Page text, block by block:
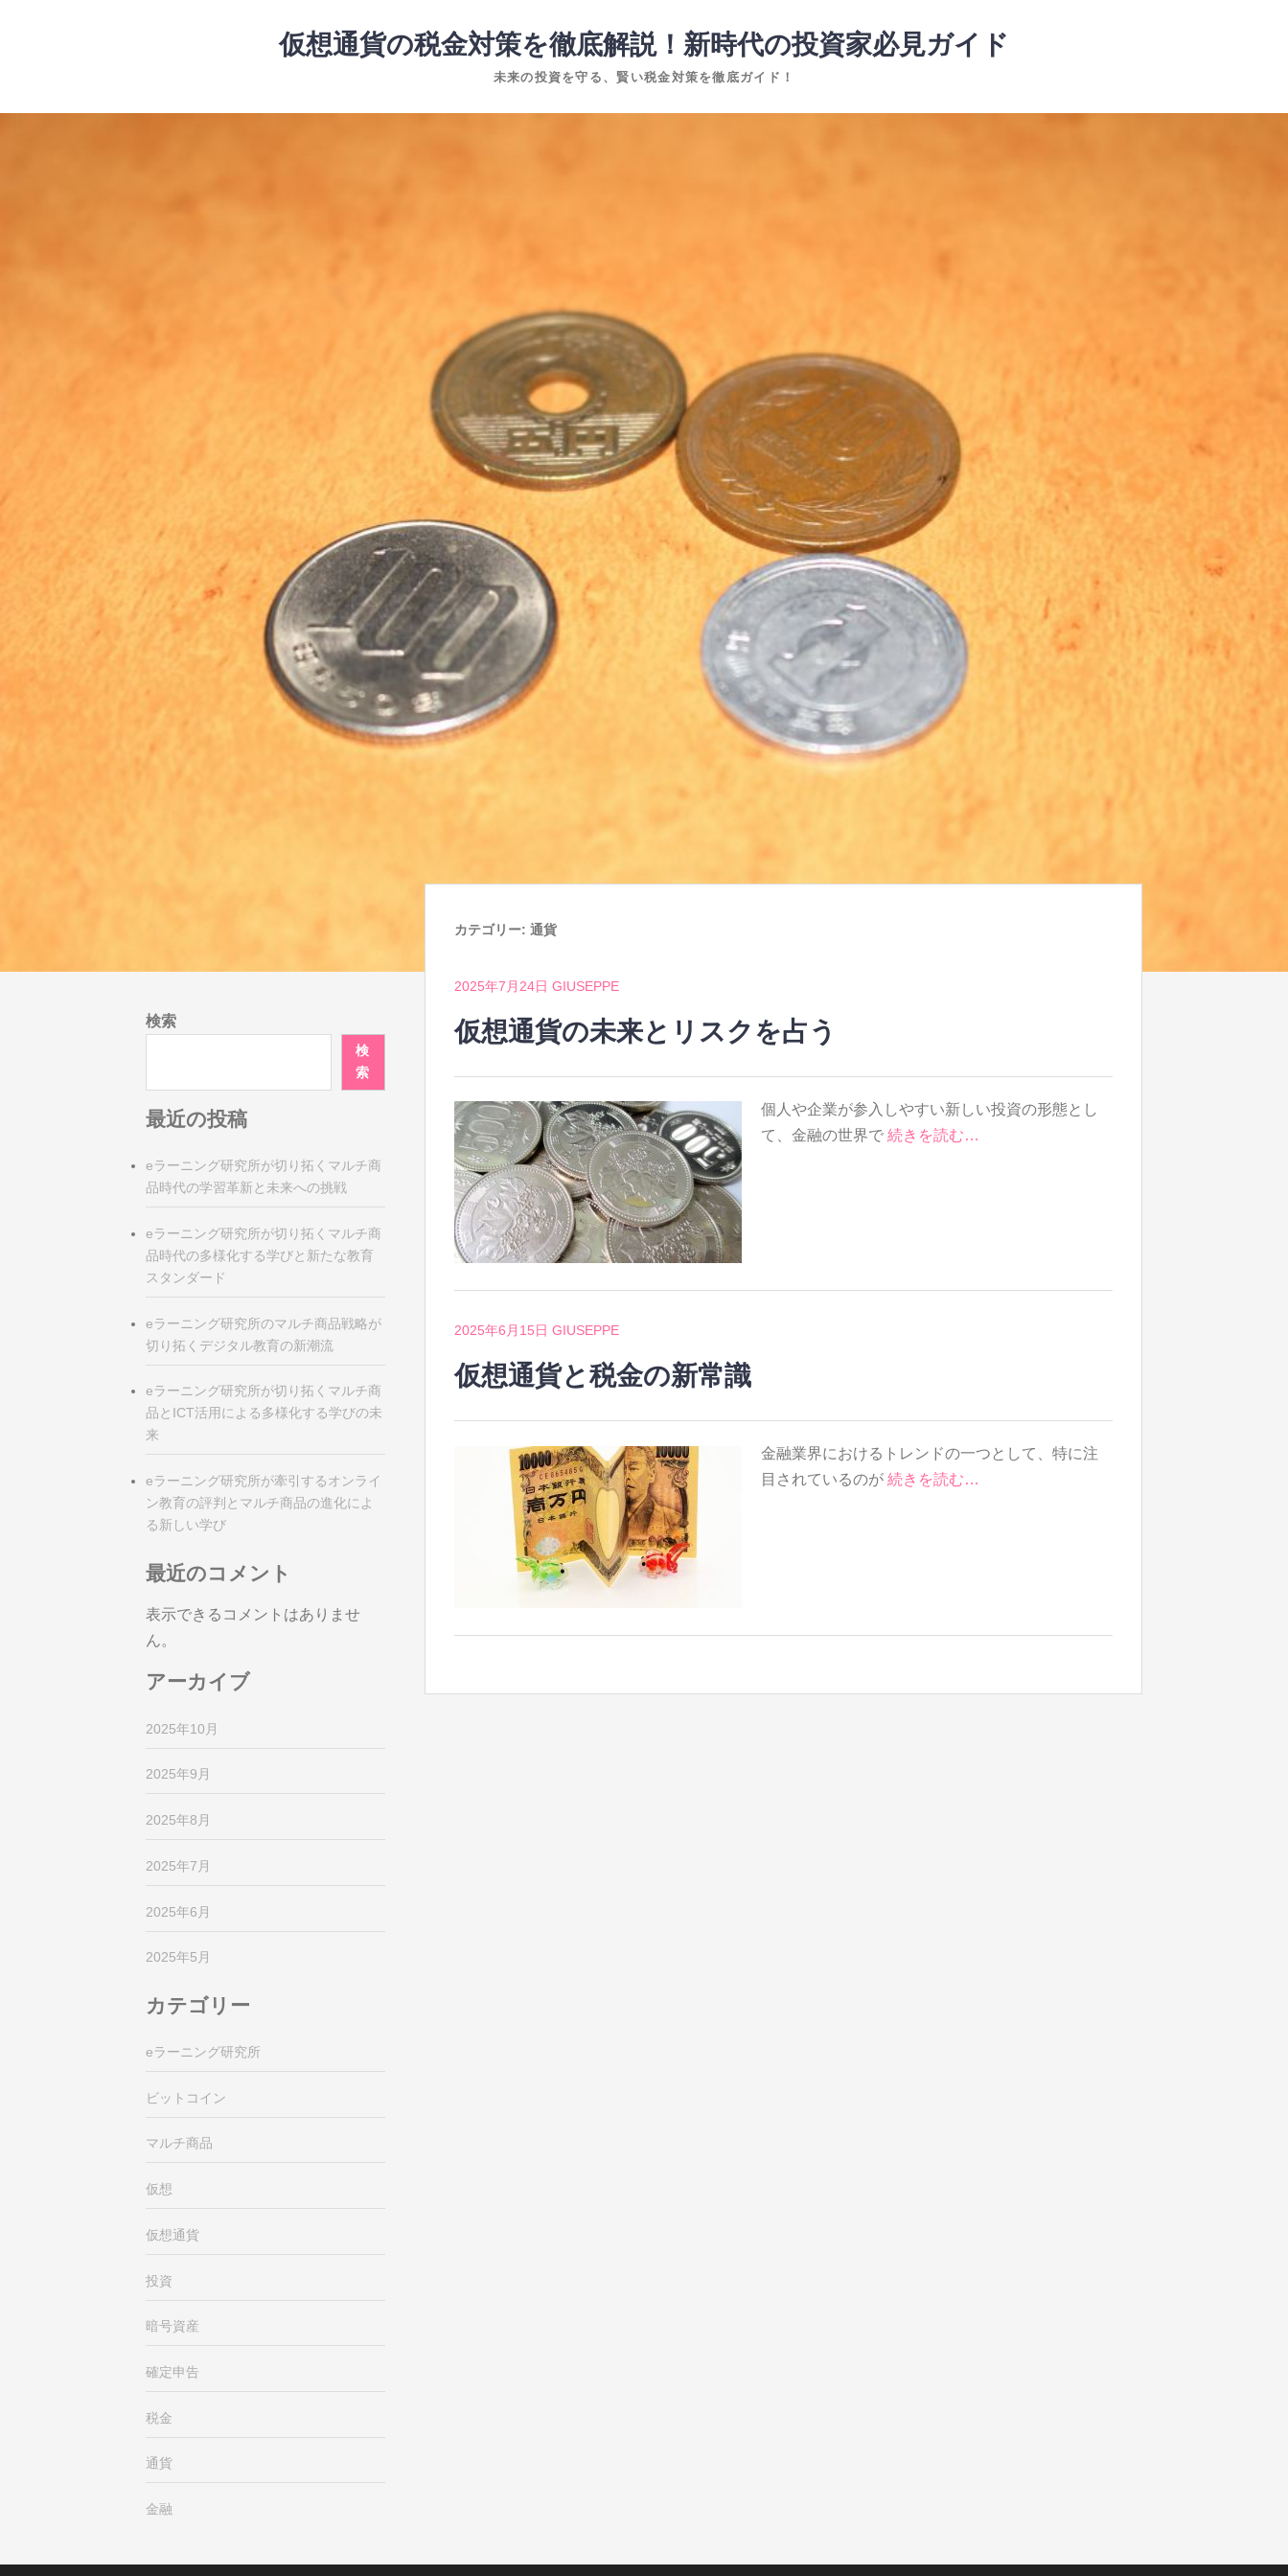
ツ
仮想通貨の税金対策を徹底解説！新時代の投資家必見ガイド
未来の投資を守る、賢い税金対策を徹底ガイド！
カテゴリー:通貨
2025年7月24日 GIUSEPPE
仮想通貨の未来とリスクを占う
個人や企業が参入しやすい新しい投資の形態とし
て、金融の世界で続きを読む…
2025年6月15日 GIUSEPPE
仮想通貨と税金の新常識
金融業界におけるトレンドの一つとして、特に注
目されているのが続きを読む…
検索
検
索
最近の投稿
eラーニング研究所が切り拓くマルチ商
品時代の学習革新と未来への挑戦
eラーニング研究所が切り拓くマルチ商
品時代の多様化する学びと新たな教育
スタンダード
eラーニング研究所のマルチ商品戦略が
切り拓くデジタル教育の新潮流
eラーニング研究所が切り拓くマルチ商
品とICT活用による多様化する学びの未
来
eラーニング研究所が牽引するオンライ
ン教育の評判とマルチ商品の進化によ
る新しい学び
最近のコメント
表示できるコメントはありませ
ん。
アーカイブ
2025年10月
2025年9月
2025年8月
2025年7月
2025年6月
2025年5月
カテゴリー
eラーニング研究所
ビットコイン
マルチ商品
仮想
仮想通貨
投資
暗号資産
確定申告
税金
通貨
金融